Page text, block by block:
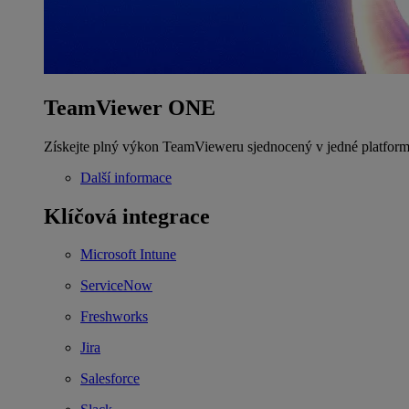
TeamViewer ONE
Získejte plný výkon TeamVieweru sjednocený v jedné
Další informace
Klíčová integrace
Microsoft Intune
ServiceNow
Freshworks
Jira
Salesforce